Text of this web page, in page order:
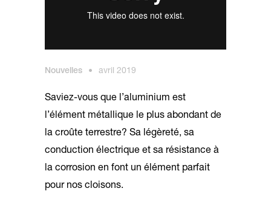
Nouvelles • avril 2019
Saviez-vous que l’aluminium est
l’élément métallique le plus abondant de
la croûte terrestre? Sa légèreté, sa
conduction électrique et sa résistance à
la corrosion en font un élément parfait
pour nos cloisons.